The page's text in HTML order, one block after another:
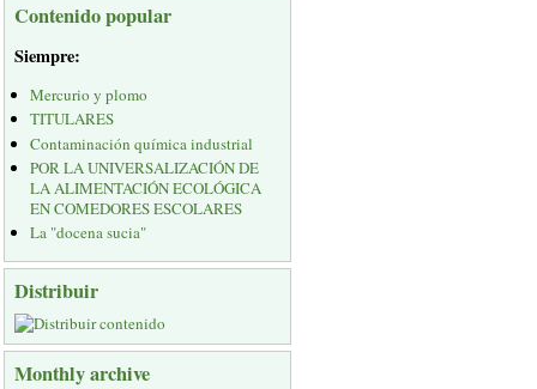
Contenido popular
Siempre:
Mercurio y plomo
TITULARES
Contaminación química industrial
POR LA UNIVERSALIZACIÓN DE
LA ALIMENTACIÓN ECOLÓGICA
EN COMEDORES ESCOLARES
La "docena sucia"
Distribuir
Monthly archive